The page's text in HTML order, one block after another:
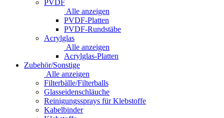
PVDF
Alle anzeigen
PVDF-Platten
PVDF-Rundstäbe
Acrylglas
Alle anzeigen
Acrylglas-Platten
Zubehör/Sonstige
Alle anzeigen
Filterbälle/Filterballs
Glasseidenschläuche
Reinigungssprays für Klebstoffe
Kabelbinder